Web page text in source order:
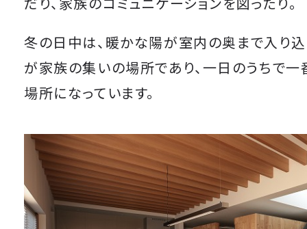
だり、家族のコミュニケーションを図ったり。
冬の日中は、暖かな陽が室内の奥まで入り
が家族の集いの場所であり、一日のうちで一
場所になっています。